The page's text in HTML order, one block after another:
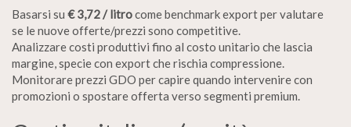
Basarsi su € 3,72 / litrocome benchmark export per valutare
se le nuove offerte/prezzi sono competitive.
Analizzare costi produttivi fino al costo unitario che lascia
margine, specie con export che rischia compressione.
Monitorare prezzi GDO per capire quando intervenire con
promozioni o spostare offerta verso segmenti premium.